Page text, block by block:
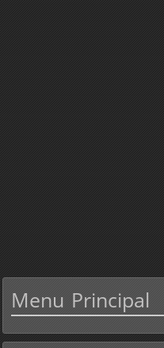
Menu Principal